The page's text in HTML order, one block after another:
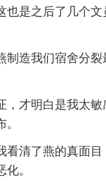
也是之后了几个文
制造我们宿舍分
，才明白是我太
看清了燕的真面目
。